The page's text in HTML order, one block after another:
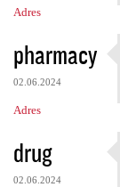
Adres
pharmacy
02.06.2024
Adres
drug
02.06.2024